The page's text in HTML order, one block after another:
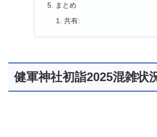
まとめ
共有:
健軍神社初詣2025混雑状